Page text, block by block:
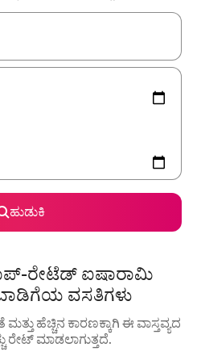
ಅಪ್ ಮತ್ತು ಡೌನ್ ಬಾಣದ ಕೀಲಿಗಳೊಂದಿಗೆ
ಹುಡುಕಿ
ರೇಟೆಡ್ ಐಷಾರಾಮಿ
ವಸತಿಗಳು
ಮತ್ತು ಹೆಚ್ಚಿನ ಕಾರಣಕ್ಕಾಗಿ ಈ ವಾಸ್ತವ್ಯದ
ರೇಟ್ ಮಾಡಲಾಗುತ್ತದೆ.